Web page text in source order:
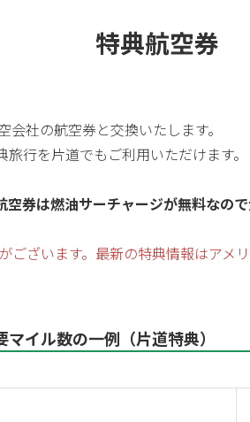
特典航空券
社の航空券と交換いたします。
行を片道でもご利用いただけます。
券は燃油サーチャージが無料なので
ざいます。最新の特典情報はアメ
イル数の一例（片道特典）